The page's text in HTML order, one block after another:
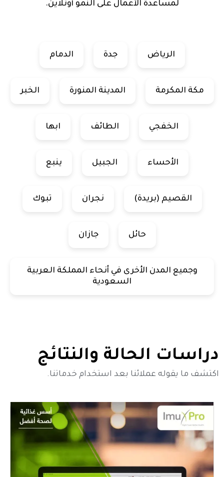
لمساعدة الأعمال على النمو أونلاين.
الرياض جدة الدمام
مكة المكرمة المدينة المنورة الخبر
الخفجي الطائف ابها
الأحساء الجبيل ينبع
القصيم (بريدة) نجران تبوك
حائل جازان
وجميع المدن الأخرى في أنحاء المملكة العربية
السعودية
دراسات الحالة والنتائج
اكتشف ما يقوله عملائنا بعد استخدام خدماتنا.